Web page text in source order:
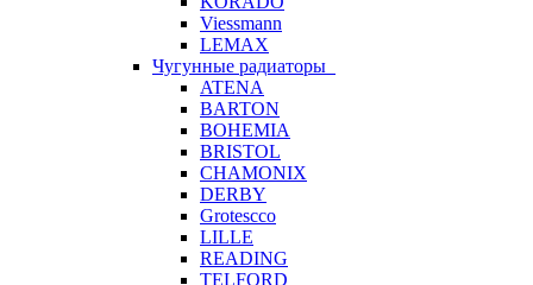
Viessmann
LEMAX
Чугунные радиаторы
ATENA
BARTON
BOHEMIA
BRISTOL
CHAMONIX
DERBY
Grotescco
LILLE
READING
TELFORD